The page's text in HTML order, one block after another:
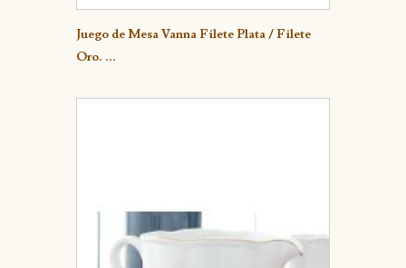
Detalle
Juego de Mesa Vanna Filete Plata / Filete
Oro. ...